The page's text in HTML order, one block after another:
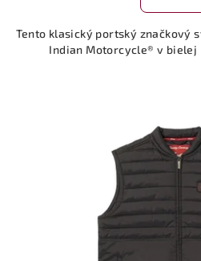
Tento klasický portský značkový
Indian Motorcycle® v